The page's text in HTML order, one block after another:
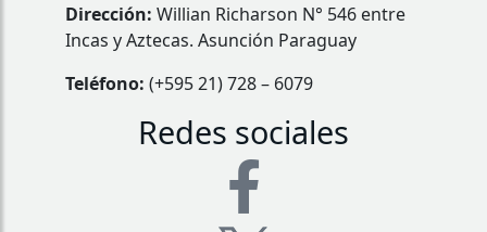
Dirección: Willian Richarson N° 546 entre
Incas y Aztecas. Asunción Paraguay
Teléfono: (+595 21) 728 – 6079
Redes sociales